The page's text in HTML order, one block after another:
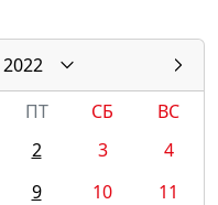
2022
ПТ СБ
ВС
2 3
4
9 10
11